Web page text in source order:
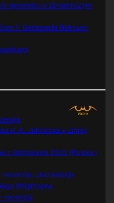
opowieści o zbrodniczym
1: Gothamski Nokturn:
P. K. Johnsona + zimny
z Batmanem 2025 (Polska i
recenzja, prezentacja
Wrightsona
recenzja